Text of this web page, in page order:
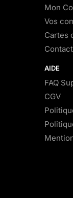
Mon
Vos
Cartes
AIDE
FAQ
CGV